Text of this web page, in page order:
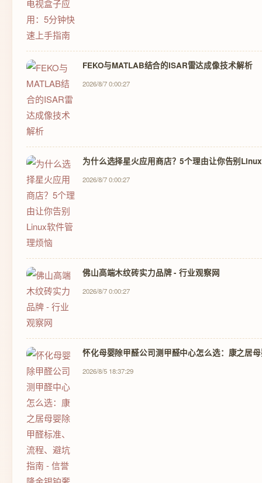
FEKO与MATLAB结合的ISAR雷达成像技术解析
2026/8/7 0:00:27
为什么选择星火应用商店？5个理由让你告别
2026/8/7 0:00:27
佛山高端木纹砖实力品牌 - 行业观察网
2026/8/7 0:00:27
怀化母婴除甲醛公司测甲醛中心怎么选：康之居
2026/8/5 18:37:29